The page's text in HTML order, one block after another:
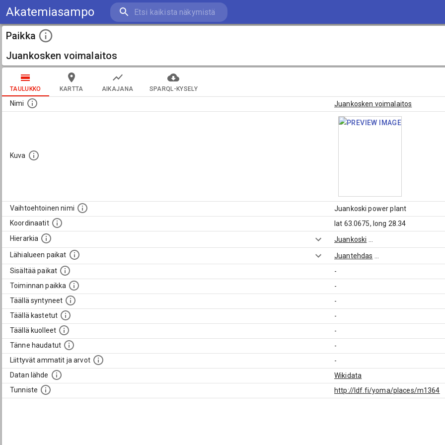
Akatemiasampo
Paikka
Juankosken voimalaitos
TAULUKKO KARTTA AIKAJANA SPARQL-KYSELY
Nimi Juankosken voimalaitos
Kuva
Vaihtoehtoinen nimi
Juankoski power plant
Koordinaatit
lat 63.0675, long 28.34
Hierarkia
Juankoski
Lähialueen paikat
Juantehdas
Sisältää paikat
-
Toiminnan paikka
-
Täällä syntyneet
-
Täällä kastetut
-
Täällä kuolleet
-
Tänne haudatut
-
Liittyvät ammatit ja arvot
-
Datan lähde
Wikidata
Tunniste
http://ldf.fi/yoma/places/m1364